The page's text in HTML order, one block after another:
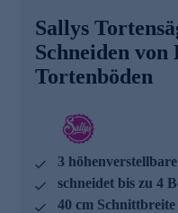
Die Details im
Tortensäge für
3 höhenverstellbare
Dicke
40 cm Schnittbreite
Spezial-Füße
hochwertiger 18/
rostfrei und
Sallys
Schneiden
Tortenböden
3
schneidet bis zu 4
40 cm